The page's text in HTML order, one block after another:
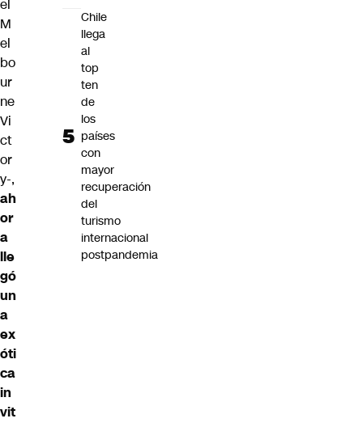
el
M
el
bo
ur
ne
Vi
ct
or
y-,
ah
or
a
lle
gó
un
a
ex
óti
ca
in
vit
Chile
llega
al
top
ten
de
los
países
con
mayor
recuperación
del
turismo
internacional
postpandemia